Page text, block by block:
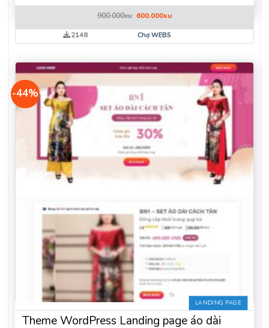
900.000xu Giá
là:
900.000xu.
600.000xuGiá
tại
2148 Chợ WEBS
-44%
LANDING PAGE
Theme WordPress Landing page áo dài